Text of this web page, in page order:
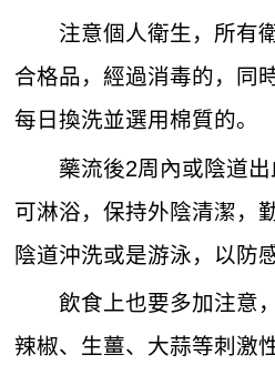
注意個人衛生，所有
合格品，經過消毒的，同
每日換洗並選用棉質的。
藥流後2周內或陰道出
可淋浴，保持外陰清潔，
陰道沖洗或是游泳，以防
飲食上也要多加注意
辣椒、生薑、大蒜等刺激